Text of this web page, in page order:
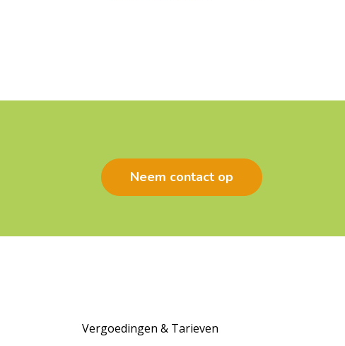
Neem contact op
Vergoedingen & Tarieven